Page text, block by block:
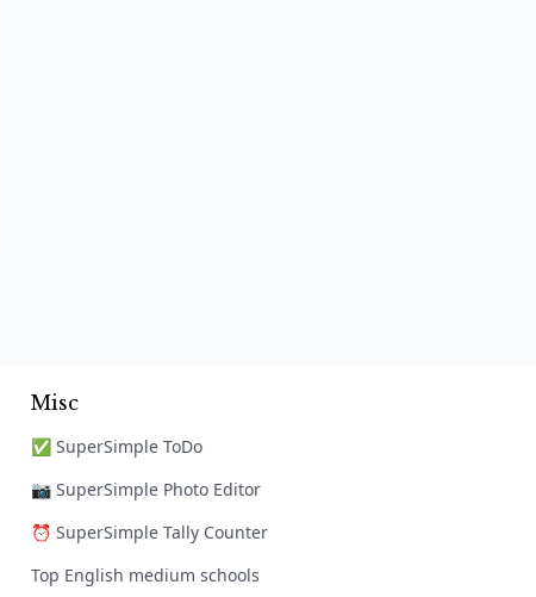
Misc
✅ SuperSimple ToDo
📷 SuperSimple Photo Editor
⏰ SuperSimple Tally Counter
Top English medium schools